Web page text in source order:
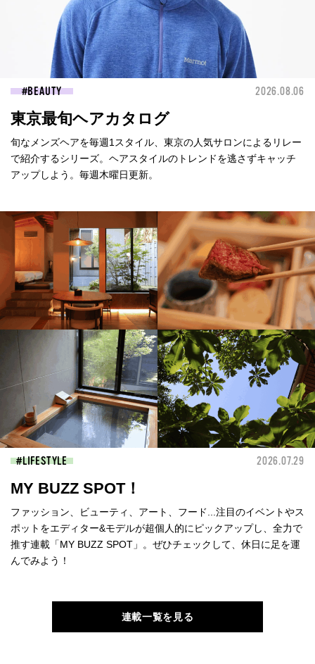
BEAUTY 2026.08.06
東京最旬ヘアカタログ
旬なメンズヘアを毎週1スタイル、東京の人気サロンによるリレー
で紹介するシリーズ。ヘアスタイルのトレンドを逃さずキャッチ
アップしよう。毎週木曜日更新。
LIFESTYLE 2026.07.29
MY BUZZ SPOT！
ファッション、ビューティ、アート、フード...注目のイベントやス
ポットをエディター&モデルが超個人的にピックアップし、全力で
推す連載「MY BUZZ SPOT」。ぜひチェックして、休日に足を運
んでみよう！
連載一覧を見る